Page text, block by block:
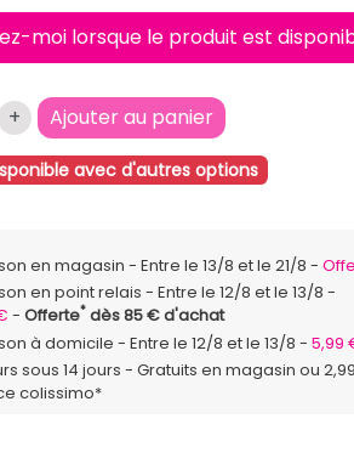
moi lorsque le produit est
+ Ajouter au panier
avec d'autres options
en magasin Entre le 13/8 et le 21/8
en point relais
Entre le 12/8 et le 13/8
Offerte*dès 85 € d'achat
à domicile
Entre le 12/8 et le 13/8
5,99
sous 14 jours - Gratuits en magasin ou
colissimo*